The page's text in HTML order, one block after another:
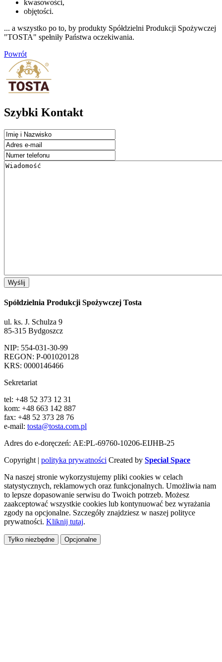
kwasowości,
objętości.
... a wszystko po to, by produkty Spółdzielni Produkcji Spożywczej
"TOSTA" spełniły Państwa oczekiwania.
Powrót
Szybki Kontakt
Spółdzielnia Produkcji Spożywczej Tosta
ul. ks. J. Schulza 9
85-315 Bydgoszcz
NIP: 554-031-30-99
REGON: P-001020128
KRS: 0000146466
Sekretariat
tel: +48 52 373 12 31
kom: +48 663 142 887
fax: +48 52 373 28 76
e-mail: tosta@tosta.com.pl
Adres do e-doręczeń: AE:PL-69760-10206-EIJHB-25
Copyright | polityka prywatności Created by Special Space
Na naszej stronie wykorzystujemy pliki cookies w celach
statystycznych, reklamowych oraz funkcjonalnych. Umożliwia nam
to lepsze dopasowanie serwisu do Twoich potrzeb. Możesz
zaakceptować wszystkie cookies lub kontynuować bez wyrażania
zgody na opcjonalne. Szczegóły znajdziesz w naszej polityce
prywatności. Kliknij tutaj.
Tylko niezbędne Opcjonalne